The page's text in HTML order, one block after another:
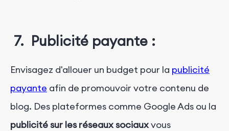
7. Publicité payante :
Envisagez d'allouer un budget pour la publicité
payante afin de promouvoir votre contenu de
blog. Des plateformes comme Google Ads ou la
publicité sur les réseaux sociauxvous